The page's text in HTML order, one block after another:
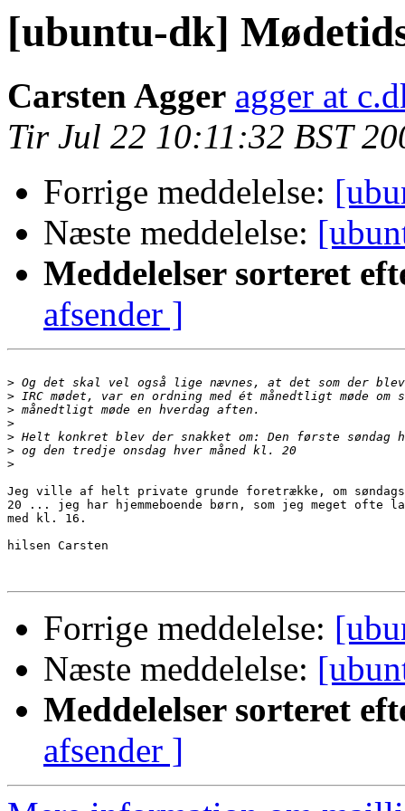
[ubuntu-dk]
Carsten Agger agger at
Tir Jul 22 10:11:32 BST
Forrige meddelelse:
Næste meddelelse:
Meddelelser sorteret
afsender ]
>
>
>
>
>
>
>
Jeg ville af helt private grunde foretrække, om
20 ... jeg har hjemmeboende børn, som jeg meget ofte
med kl. 16.
hilsen Carsten
Forrige meddelelse:
Næste meddelelse:
Meddelelser sorteret
afsender ]